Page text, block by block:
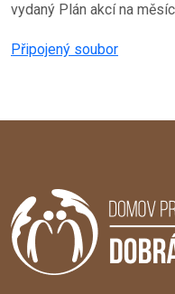
vydaný Plán akcí na
Připojený soubor